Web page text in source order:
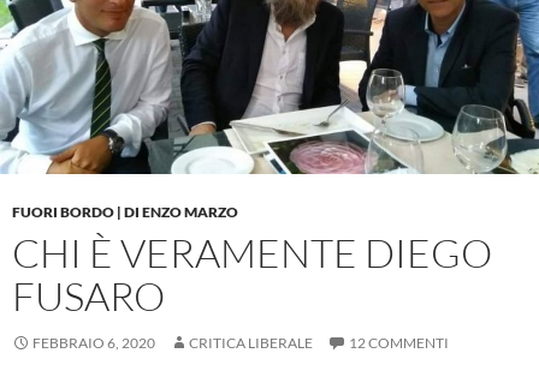
FUORI BORDO | DI ENZO MARZO
CHI È VERAMENTE DIEGO
FUSARO
FEBBRAIO 6, 2020 CRITICA LIBERALE 12 COMMENTI